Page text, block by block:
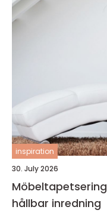
inspiration
30. July 2026
Möbeltapetsering kunskap, hantverk och
hållbar inredning